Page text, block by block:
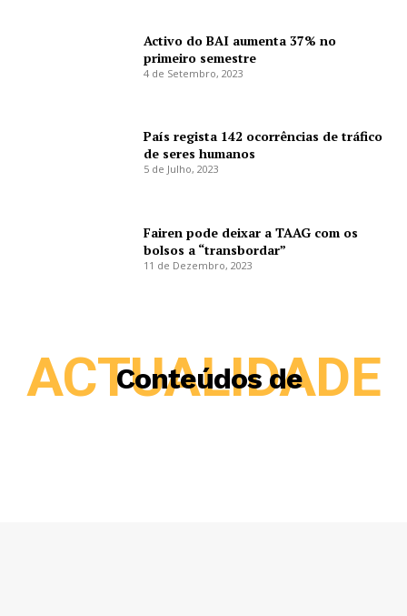
Activo do BAI aumenta 37% no
primeiro semestre
4 de Setembro, 2023
País regista 142 ocorrências de tráfico
de seres humanos
5 de Julho, 2023
Fairen pode deixar a TAAG com os
bolsos a “transbordar”
11 de Dezembro, 2023
Conteúdos de
ACTUALIDADE